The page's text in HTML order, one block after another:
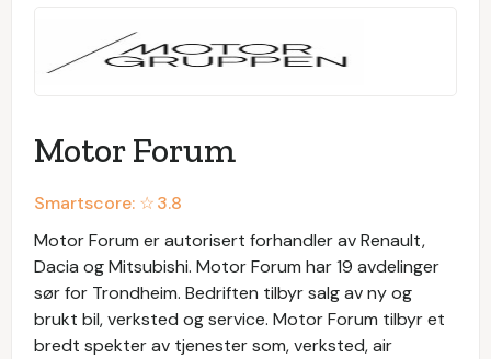
Motor Forum
Smartscore: ☆3.8
Motor Forum er autorisert forhandler av Renault,
Dacia og Mitsubishi. Motor Forum har 19 avdelinger
sør for Trondheim. Bedriften tilbyr salg av ny og
brukt bil, verksted og service. Motor Forum tilbyr et
bredt spekter av tjenester som, verksted, air